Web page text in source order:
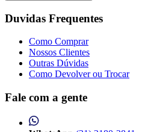
Duvidas Frequentes
Como Comprar
Nossos Clientes
Outras Dúvidas
Como Devolver ou Trocar
Fale com a gente